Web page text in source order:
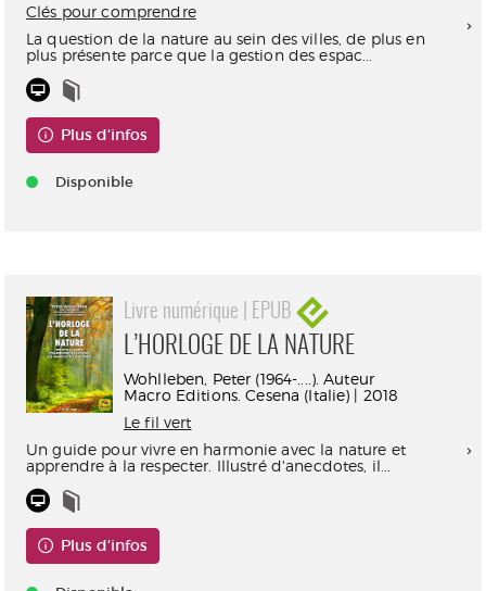
Clés pour comprendre
La question de la nature au sein des villes, de plus en
plus présente parce que la gestion des espac...
Plus d'infos
Disponible
Livre numérique | EPUB
L’HORLOGE DE LA NATURE
Wohlleben, Peter (1964-....). Auteur
Macro Editions. Cesena (Italie) | 2018
Le fil vert
Un guide pour vivre en harmonie avec la nature et
apprendre à la respecter. Illustré d'anecdotes, il...
Plus d'infos